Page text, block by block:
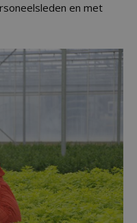
en met